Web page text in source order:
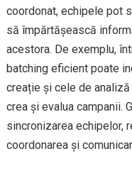
coordonat, echipele pot
să împărtășească
acestora. De exemplu,
batching eficient poate
creație și cele de
crea și evalua campanii.
sincronizarea echipelor,
coordonarea și